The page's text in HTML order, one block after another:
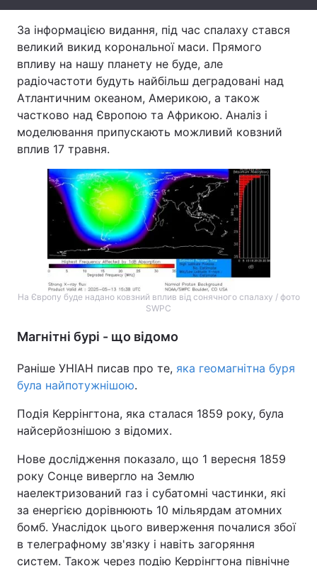
Контакти
Послуги
Тема оформлення
За інформацією видання, під час спалаху стався
великий викид корональної маси. Прямого
впливу на нашу планету не буде, але
радіочастоти будуть найбільш деградовані над
Атлантичним океаном, Америкою, а також
частково над Європою та Африкою. Аналіз і
моделювання припускають можливий ковзний
вплив 17 травня.
На Європу буде надано ковзний вплив від сонячного спалаху / фото
SWPC
Магнітні бурі - що відомо
Раніше УНІАН писав про те, яка геомагнітна буря
була найпотужнішою.
Подія Керрінгтона, яка сталася 1859 року, була
найсерйознішою з відомих.
Нове дослідження показало, що 1 вересня 1859
року Сонце вивергло на Землю
наелектризований газ і субатомні частинки, які
за енергією дорівнюють 10 мільярдам атомних
бомб. Унаслідок цього виверження почалися збої
в телеграфному зв'язку і навіть загоряння
систем. Також через подію Керрінгтона північне